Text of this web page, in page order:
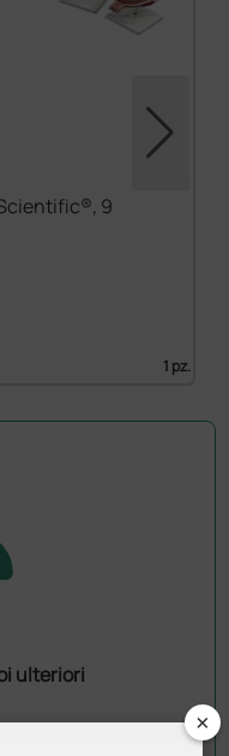
9
1 pz.
ulteriori
che hanno già
×